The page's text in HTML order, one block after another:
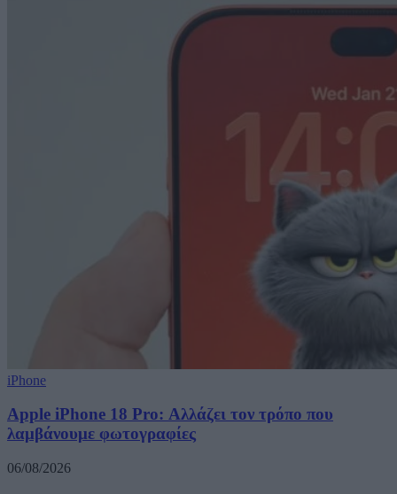
iPhone
Apple iPhone 18 Pro: Αλλάζει τον τρόπο που
λαμβάνουμε φωτογραφίες
06/08/2026